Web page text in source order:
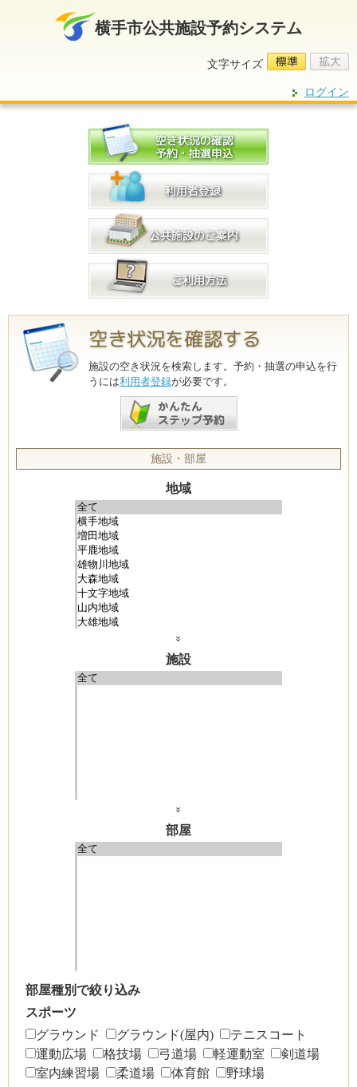
横手市公共施設予約システム
ログイン
施設の空き状況を検索します。予約・抽選の申込を行
うには利用者登録が必要です。
施設・部屋
地域
»
施設
»
部屋
部屋種別で絞り込み
スポーツ
グラウンド
グラウンド(屋内)
テニスコート
運動広場
格技場 弓道場 軽運動室
剣道場
室内練習場
柔道場 体育館
野球場